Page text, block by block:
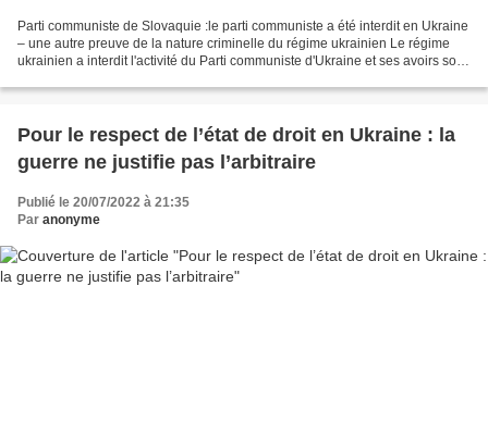
Parti communiste de Slovaquie :le parti communiste a été interdit en Ukraine
– une autre preuve de la nature criminelle du régime ukrainien Le régime
ukrainien a interdit l'activité du Parti communiste d'Ukraine et ses avoirs sont
Pour le respect de l’état de droit en Ukraine : la
guerre ne justifie pas l’arbitraire
Publié le 20/07/2022 à 21:35
Par anonyme